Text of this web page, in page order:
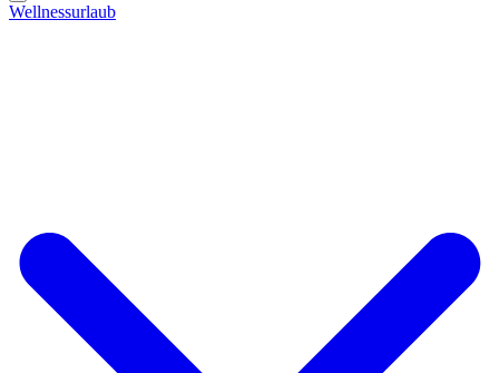
Wellnessurlaub